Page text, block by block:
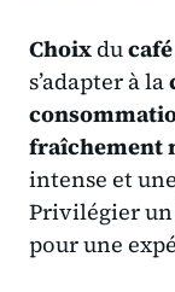
Choixdu
s’adapter à la
fraîchement
intense et
Privilégier un
pour une